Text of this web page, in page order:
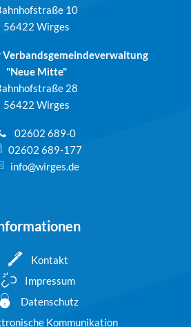
10
56422 Wirges
"Neue Mitte"
28
56422 Wirges
02602 689-0
02602 689-177
info@wirges.de
Kontakt
Impressum
Datenschutz
Kommunikation